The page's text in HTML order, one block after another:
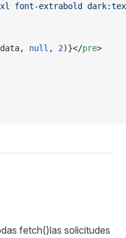
font-extrabold
null , 2)}</pre>
fetch()las solicitudes